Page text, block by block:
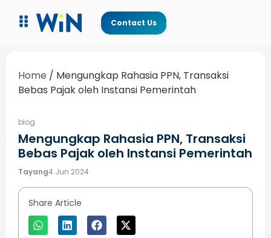
Contact Us
Home / Mengungkap Rahasia PPN, Transaksi
Bebas Pajak oleh Instansi Pemerintah
blog
Mengungkap Rahasia PPN, Transaksi
Bebas Pajak oleh Instansi Pemerintah
Tayang4 Jun 2024
Share Article